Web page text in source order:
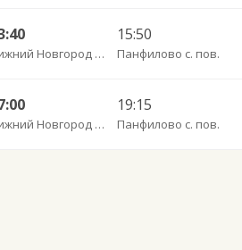
Нижний Новгород Щербинки
15:50
Панфилово с. пов.
Нижний Новгород Щербинки
19:15
Панфилово с. пов.